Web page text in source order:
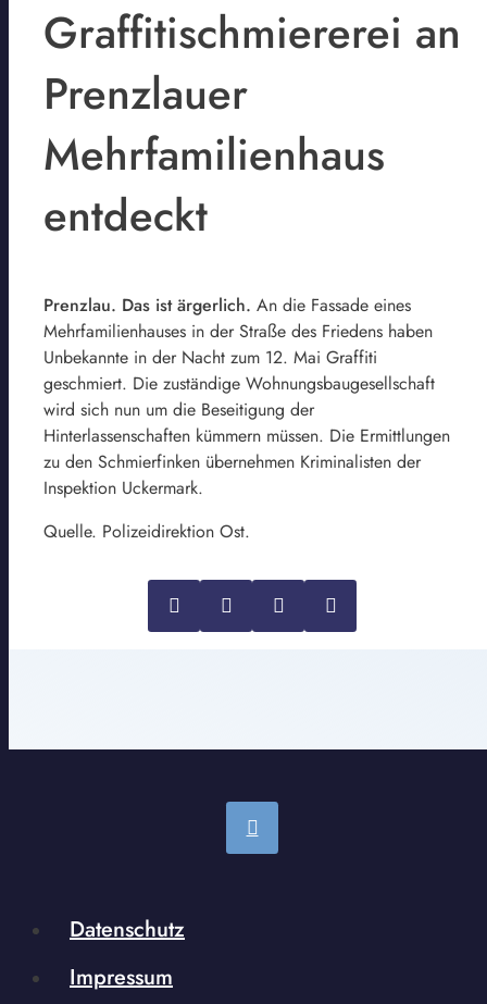
Graffitischmiererei an
Prenzlauer
Mehrfamilienhaus
entdeckt
Prenzlau. Das ist ärgerlich. An die Fassade eines
Mehrfamilienhauses in der Straße des Friedens haben
Unbekannte in der Nacht zum 12. Mai Graffiti
geschmiert. Die zuständige Wohnungsbaugesellschaft
wird sich nun um die Beseitigung der
Hinterlassenschaften kümmern müssen. Die Ermittlungen
zu den Schmierfinken übernehmen Kriminalisten der
Inspektion Uckermark.
Quelle. Polizeidirektion Ost.
Datenschutz
Impressum